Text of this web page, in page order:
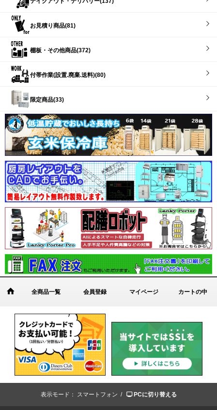
お見積り商品(81)
棚板・その他商品(372)
付帯作業(設置.廃棄.送料)(80)
限定商品(33)
全商品一覧 会員登録 マイページ カートの中
表示モード： スマートフォン / PCに切り替える